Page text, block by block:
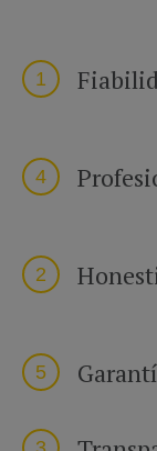
1
4
2
5